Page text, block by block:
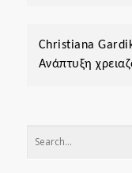
Christiana
Ανάπτυξη